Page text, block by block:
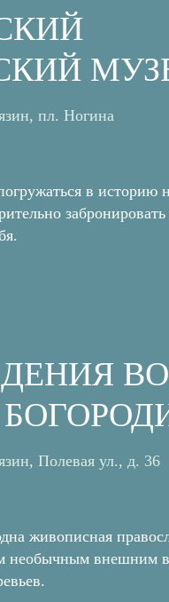
пл. Ногина
в
Полевая ул., д. 36
живописная
необычным внешним